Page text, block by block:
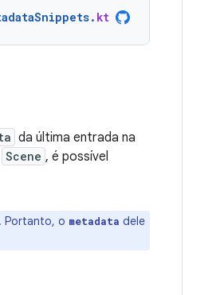
. kt
da última entrada na
Scene , é possível
Portanto, o metadata dele